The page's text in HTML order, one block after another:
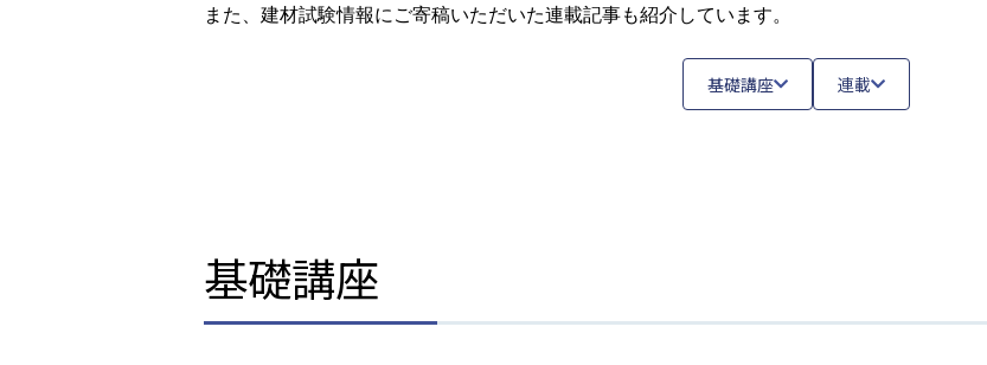
また、建材試験情報にご寄稿いただいた連載記事も紹介しています。
基礎講座 連載
基礎講座